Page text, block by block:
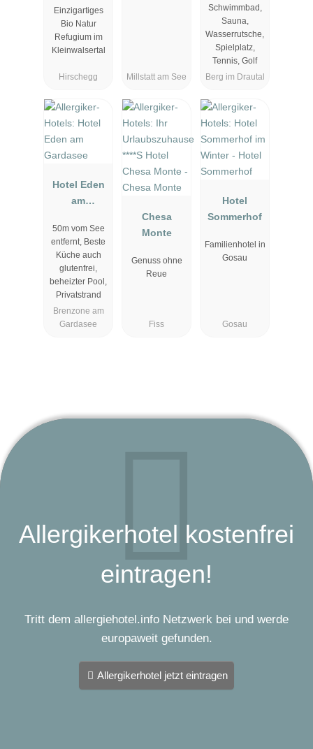
Valisa****s
Einzigartiges
Bio Natur
Refugium im
Kleinwalsertal
Hirschegg Millstatt am See
Schwimmbad,
Sauna,
Wasserrutsche,
Spielplatz,
Tennis, Golf
Berg im Drautal
Hotel Eden
am
50m vom See
entfernt, Beste
Küche auch
glutenfrei,
beheizter Pool,
Privatstrand
Brenzone am
Gardasee
Chesa
Monte
Genuss ohne
Reue
Fiss
Hotel
Sommerhof
Familienhotel in
Gosau
Gosau
Allergikerhotel kostenfrei
eintragen!
Tritt dem allergiehotel.info Netzwerk bei und werde
europaweit gefunden.
Allergikerhotel jetzt eintragen